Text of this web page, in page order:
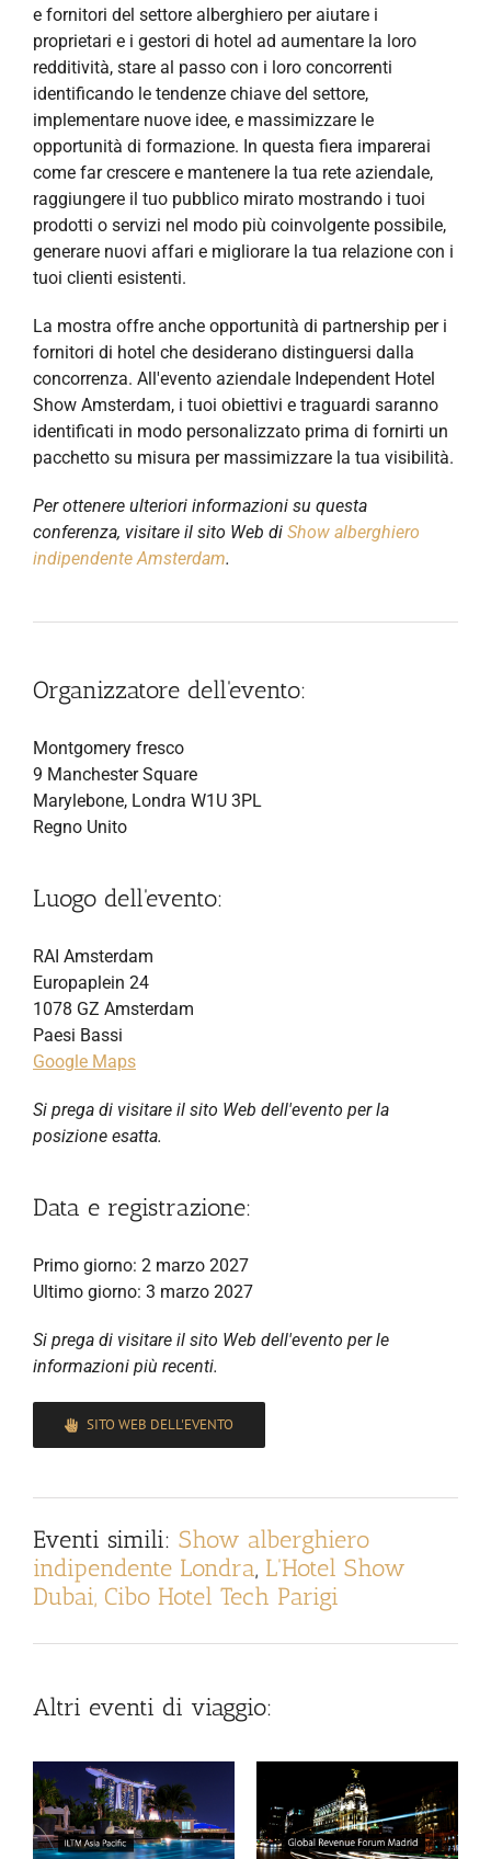
e fornitori del settore alberghiero per aiutare i
proprietari e i gestori di hotel ad aumentare la loro
redditività, stare al passo con i loro concorrenti
identificando le tendenze chiave del settore,
implementare nuove idee, e massimizzare le
opportunità di formazione. In questa fiera imparerai
come far crescere e mantenere la tua rete aziendale,
raggiungere il tuo pubblico mirato mostrando i tuoi
prodotti o servizi nel modo più coinvolgente possibile,
generare nuovi affari e migliorare la tua relazione con i
tuoi clienti esistenti.
La mostra offre anche opportunità di partnership per i
fornitori di hotel che desiderano distinguersi dalla
concorrenza. All'evento aziendale Independent Hotel
Show Amsterdam, i tuoi obiettivi e traguardi saranno
identificati in modo personalizzato prima di fornirti un
pacchetto su misura per massimizzare la tua visibilità.
Per ottenere ulteriori informazioni su questa
conferenza, visitare il sito Web di Show alberghiero
indipendente Amsterdam.
Organizzatore dell'evento:
Montgomery fresco
9 Manchester Square
Marylebone, Londra W1U 3PL
Regno Unito
Luogo dell'evento:
RAI Amsterdam
Europaplein 24
1078 GZ Amsterdam
Paesi Bassi
Google Maps
Si prega di visitare il sito Web dell'evento per la
posizione esatta.
Data e registrazione:
Primo giorno: 2 marzo 2027
Ultimo giorno: 3 marzo 2027
Si prega di visitare il sito Web dell'evento per le
informazioni più recenti.
SITO WEB DELL'EVENTO
Eventi simili: Show alberghiero
indipendente Londra, L'Hotel Show
Dubai, Cibo Hotel Tech Parigi
Altri eventi di viaggio: